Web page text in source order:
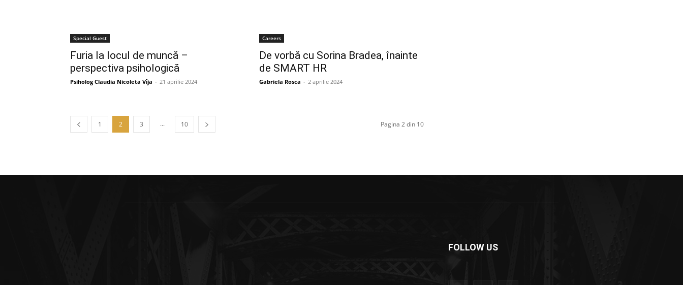
Special Guest
Furia la locul de muncă –
perspectiva psihologică
Psiholog Claudia Nicoleta Vîja - 21 aprilie 2024
Careers
De vorbă cu Sorina Bradea, înainte
de SMART HR
Gabriela Rosca - 2 aprilie 2024
1 2 3 ... 10 Pagina 2 din 10
FOLLOW US